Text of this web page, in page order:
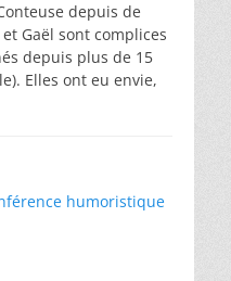
depuis de
Gaël sont complices
depuis plus de 15
Elles ont eu envie,
humoristique